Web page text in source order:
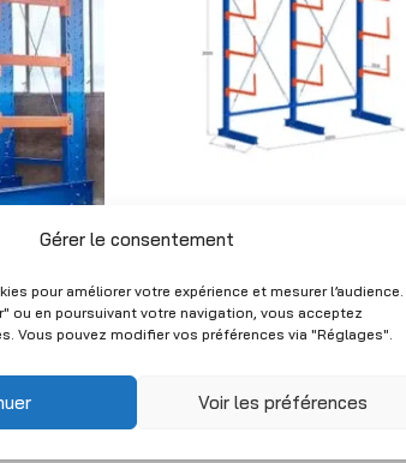
Gérer le consentement
pour améliorer votre expérience et mesurer l’audience.
ou en poursuivant votre navigation, vous acceptez
Vous pouvez modifier vos préférences via "Réglages".
Voir les préférences
bras
Plage
prix :
Cantilever – Etagère
Rayonnage Industriel
Longues – Neuf
CHF172.00